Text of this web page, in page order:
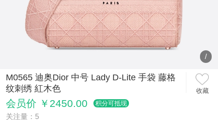
/
M0565 迪奥Dior 中号 Lady D-Lite 手袋 藤格
纹刺绣 紅木色
收藏
会员价 ￥2450.00 积分可抵现
关注量：5